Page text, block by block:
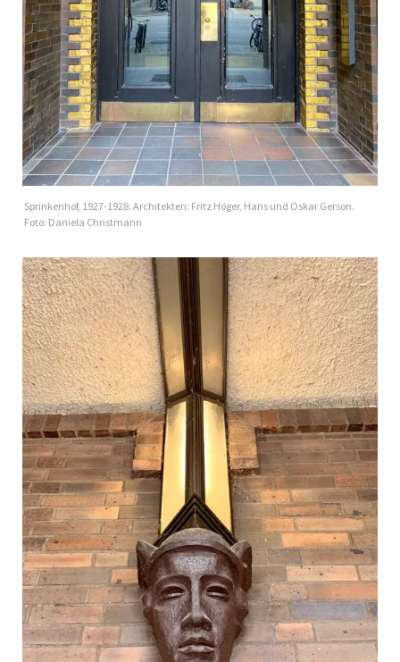
Sprinkenhof, 1927-1928. Architekten: Fritz Höger, Hans und Oskar Gerson.
Foto: Daniela Christmann